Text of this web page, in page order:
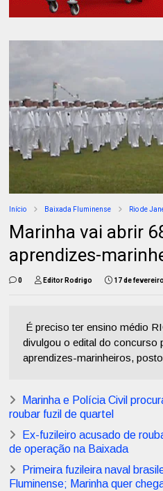
Início Baixada Fluminense Rio de
Marinha vai abrir
aprendizes-
0 Editor Rodrigo 17 de
É preciso ter ensino médio
divulgou o edital do concurso
aprendizes-marinheiros,
Marinha e Polícia Civil
roubar fuzil de quartel
Ex-fuzileiro acusado de
de operação na Baixada
Primeira fuzileira naval
Fluminense; Marinha quer